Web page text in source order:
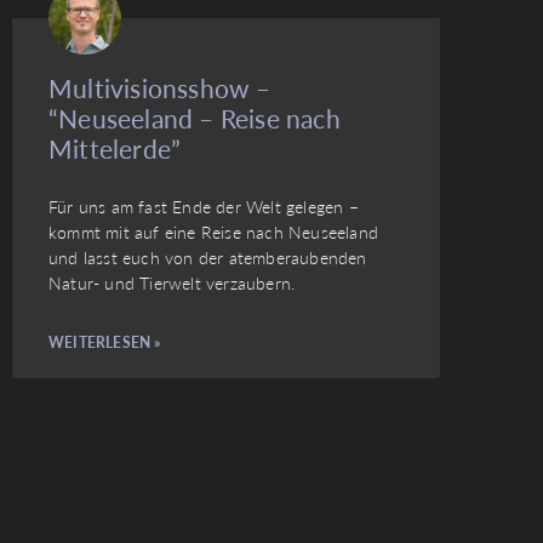
Multivisionsshow –
“Neuseeland – Reise nach
Mittelerde”
Für uns am fast Ende der Welt gelegen –
kommt mit auf eine Reise nach Neuseeland
und lasst euch von der atemberaubenden
Natur- und Tierwelt verzaubern.
WEITERLESEN »